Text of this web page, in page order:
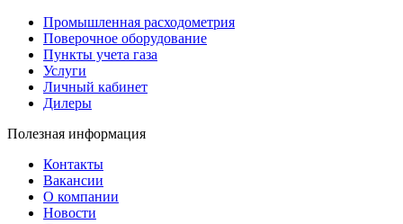
Промышленная расходометрия
Поверочное оборудование
Пункты учета газа
Услуги
Личный кабинет
Дилеры
Полезная информация
Контакты
Вакансии
О компании
Новости